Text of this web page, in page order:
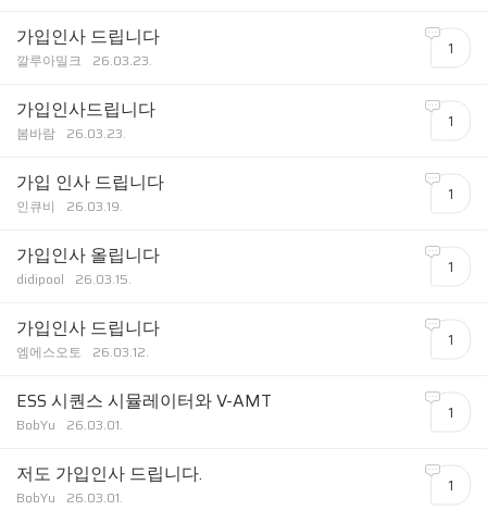
가입인사 드립니다
깔루아밀크 26.03.23.
1
가입인사드립니다
봄바람 26.03.23.
1
가입 인사 드립니다
인큐비 26.03.19.
1
가입인사 올립니다
didipool 26.03.15.
1
가입인사 드립니다
엠에스오토 26.03.12.
1
ESS 시퀀스 시뮬레이터와 V-AMT
BobYu 26.03.01.
1
저도 가입인사 드립니다.
BobYu 26.03.01.
1